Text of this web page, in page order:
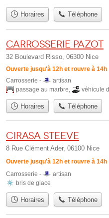
Horaires Téléphone
Carrosserie Pazot
32 Boulevard Risso, 06300 Nice
Ouverte jusqu'à 12h et rouvre à 14h
Carrosserie -
artisan
passage au marbre
véhicule
Horaires Téléphone
CIRASA Steeve
8 Rue Clément Ader, 06100 Nice
Ouverte jusqu'à 12h et rouvre à 14h
Carrosserie -
artisan
bris de glace
Horaires Téléphone